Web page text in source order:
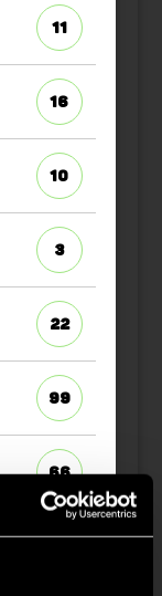
11
16
10
3
22
99
66